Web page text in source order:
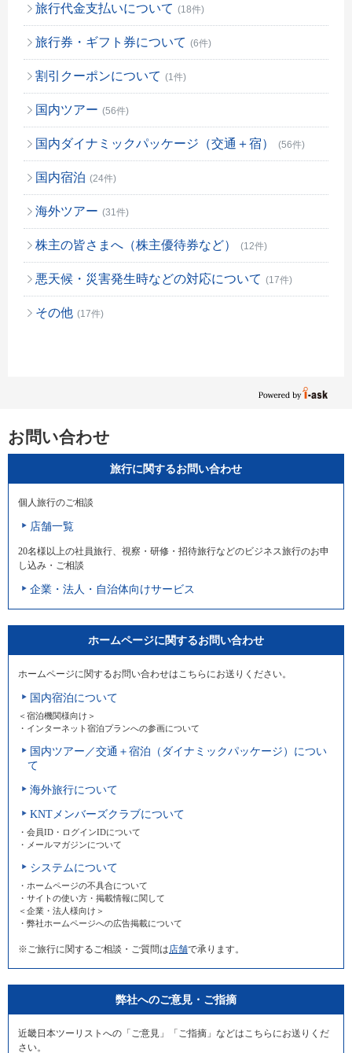
旅行代金支払いについて (18件)
旅行券・ギフト券について (6件)
割引クーポンについて (1件)
国内ツアー (56件)
国内ダイナミックパッケージ（交通＋宿） (56件)
国内宿泊 (24件)
海外ツアー (31件)
株主の皆さまへ（株主優待券など） (12件)
悪天候・災害発生時などの対応について (17件)
その他 (17件)
お問い合わせ
旅行に関するお問い合わせ
個人旅行のご相談
店舗一覧
20名様以上の社員旅行、視察・研修・招待旅行などのビジネス旅行のお申
し込み・ご相談
企業・法人・自治体向けサービス
ホームページに関するお問い合わせ
ホームページに関するお問い合わせはこちらにお送りください。
国内宿泊について
＜宿泊機関様向け＞
・インターネット宿泊プランへの参画について
国内ツアー／交通＋宿泊（ダイナミックパッケージ）につい
て
海外旅行について
KNTメンバーズクラブについて
・会員ID・ログインIDについて
・メールマガジンについて
システムについて
・ホームページの不具合について
・サイトの使い方・掲載情報に関して
＜企業・法人様向け＞
・弊社ホームページへの広告掲載について
※ご旅行に関するご相談・ご質問は 店舗で承ります。
弊社へのご意見・ご指摘
近畿日本ツーリストへの「ご意見」「ご指摘」などはこちらにお送りくだ
さい。